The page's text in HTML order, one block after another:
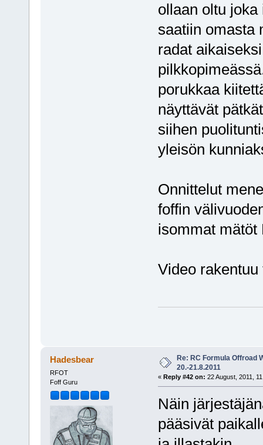
ollaan oltu
saatiin omasta
radat
porukkaa
näyttävät
siihen
yleisön
Onnittelut
foffin
isommat mätöt
Video
Hadesbear
RFOT
Foff Guru
Re: RC Formula Offroad
20.-21.8.2011
« Reply #42 on: 22 August, 2011,
Näin
pääsivät